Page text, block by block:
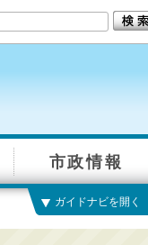
市政情報
ガイドナビを開く